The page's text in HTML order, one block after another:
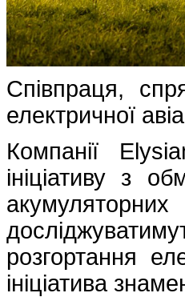
Співпраця,
електричної
Компанії
ініціативу з
розгортання
ініціатива